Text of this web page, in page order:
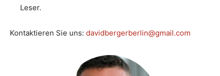
Leser.
Kontaktieren Sie uns: davidbergerberlin@gmail.com